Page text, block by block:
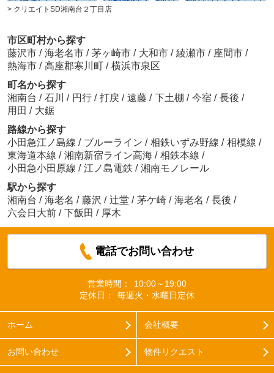
> クリエイトSD湘南台２丁目店
市区町村から探す
藤沢市 / 海老名市 / 茅ヶ崎市 / 大和市 / 綾瀬市 / 座間市 /
熱海市 / 高座郡寒川町 / 横浜市泉区
町名から探す
湘南台 / 石川 / 円行 / 打戻 / 遠藤 / 下土棚 / 今宿 / 長後 /
用田 / 大鋸
路線から探す
小田急江ノ島線 / ブルーライン / 相鉄いずみ野線 / 相模線 /
東海道本線 / 湘南新宿ライン高海 / 相鉄本線 /
小田急小田原線 / 江ノ島電鉄 / 湘南モノレール
駅から探す
湘南台 / 海老名 / 藤沢 / 辻堂 / 茅ケ崎 / 海老名 / 長後 /
六会日大前 / 下飯田 / 厚木
電話でお問い合わせ
営業時間：
10:00～19:00
定休日：
毎週火・水曜日定休
ホーム 会社概要
お問い合わせ 物件リクエスト